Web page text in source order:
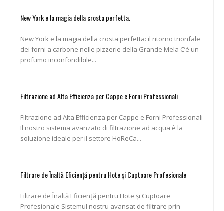
New York e la magia della crosta perfetta.
New York e la magia della crosta perfetta: il ritorno trionfale
dei forni a carbone nelle pizzerie della Grande Mela C’è un
profumo inconfondibile...
Filtrazione ad Alta Efficienza per Cappe e Forni Professionali
Filtrazione ad Alta Efficienza per Cappe e Forni Professionali
Il nostro sistema avanzato di filtrazione ad acqua è la
soluzione ideale per il settore HoReCa...
Filtrare de Înaltă Eficiență pentru Hote și Cuptoare Profesionale
Filtrare de Înaltă Eficiență pentru Hote și Cuptoare
Profesionale Sistemul nostru avansat de filtrare prin